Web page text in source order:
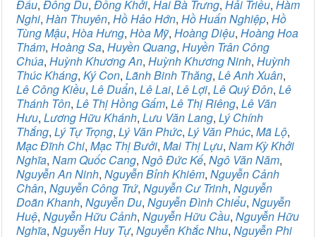
Đẩu, Đông Du, Đồng Khởi, Hai Bà Trưng, Hải Triều, Hàm
Nghi, Hàn Thuyên, Hồ Hảo Hớn, Hồ Huấn Nghiệp, Hồ
Tùng Mậu, Hòa Hưng, Hòa Mỹ, Hoàng Diệu, Hoàng Hoa
Thám, Hoàng Sa, Huyền Quang, Huyền Trân Công
Chúa, Huỳnh Khương An, Huỳnh Khương Ninh, Huỳnh
Thúc Kháng, Ký Con, Lãnh Binh Thăng, Lê Anh Xuân,
Lê Công Kiều, Lê Duẩn, Lê Lai, Lê Lợi, Lê Quý Đôn, Lê
Thánh Tôn, Lê Thị Hồng Gấm, Lê Thị Riêng, Lê Văn
Hưu, Lương Hữu Khánh, Lưu Văn Lang, Lý Chính
Thắng, Lý Tự Trọng, Lý Văn Phức, Lý Văn Phúc, Mã Lộ,
Mạc Đĩnh Chi, Mạc Thị Bưởi, Mai Thị Lựu, Nam Kỳ Khởi
Nghĩa, Nam Quốc Cang, Ngô Đức Kế, Ngô Văn Năm,
Nguyễn An Ninh, Nguyễn Bỉnh Khiêm, Nguyễn Cảnh
Chân, Nguyễn Công Trứ, Nguyễn Cư Trinh, Nguyễn
Doãn Khanh, Nguyễn Du, Nguyễn Đình Chiểu, Nguyễn
Huệ, Nguyễn Hữu Cảnh, Nguyễn Hữu Cầu, Nguyễn Hữu
Nghĩa, Nguyễn Huy Tự, Nguyễn Khắc Nhu, Nguyễn Phi